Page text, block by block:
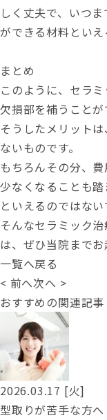
しく丈夫で、いつ
ができる材料といえ
まとめ
このように、セラ
欠損部を補うことが
そうしたメリット
ないものです。
もちろんその分、
少なくなることも
といえるのではない
そんなセラミック
は、ぜひ当院までお
一覧へ戻る
< 前へ次へ >
おすすめの関連記事
2026.03.17 [火]
型取りが苦手な方